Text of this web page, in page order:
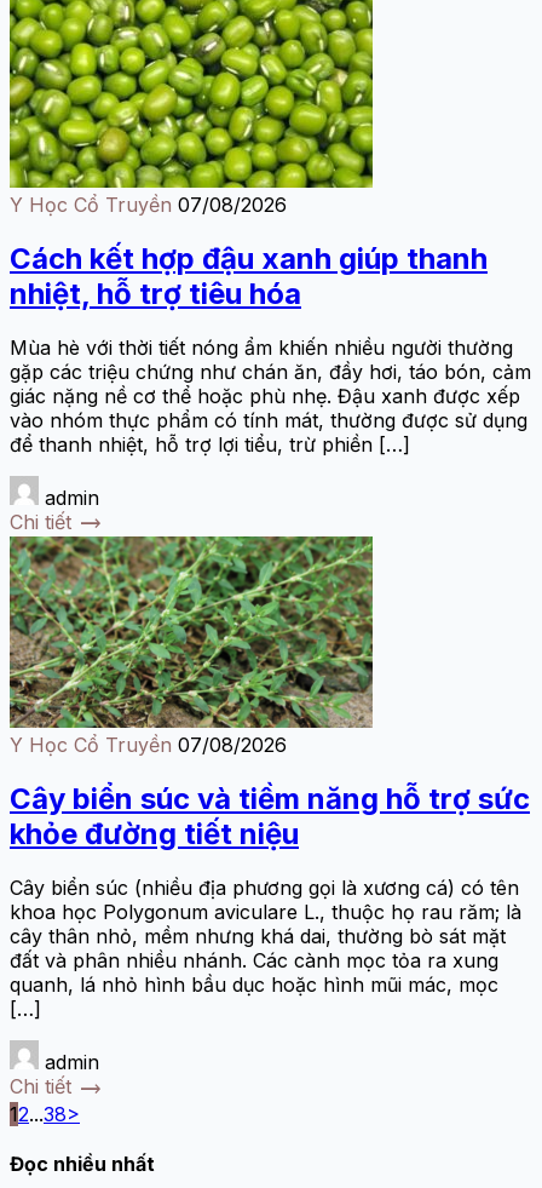
Y Học Cổ Truyền 07/08/2026
Cách kết hợp đậu xanh giúp thanh
nhiệt, hỗ trợ tiêu hóa
Mùa hè với thời tiết nóng ẩm khiến nhiều người thường
gặp các triệu chứng như chán ăn, đầy hơi, táo bón, cảm
giác nặng nề cơ thể hoặc phù nhẹ. Đậu xanh được xếp
vào nhóm thực phẩm có tính mát, thường được sử dụng
để thanh nhiệt, hỗ trợ lợi tiểu, trừ phiền […]
admin
Chi tiết trending_flat
Y Học Cổ Truyền 07/08/2026
Cây biển súc và tiềm năng hỗ trợ sức
khỏe đường tiết niệu
Cây biển súc (nhiều địa phương gọi là xương cá) có tên
khoa học Polygonum aviculare L., thuộc họ rau răm; là
cây thân nhỏ, mềm nhưng khá dai, thường bò sát mặt
đất và phân nhiều nhánh. Các cành mọc tỏa ra xung
quanh, lá nhỏ hình bầu dục hoặc hình mũi mác, mọc
[…]
admin
Chi tiết trending_flat
12...38>
Đọc nhiều nhất